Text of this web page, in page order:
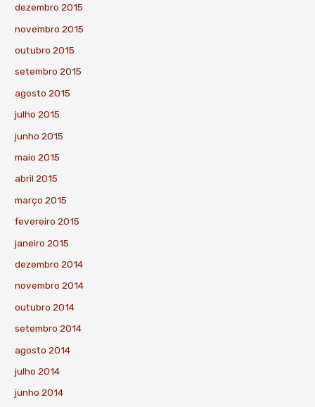
dezembro 2015
novembro 2015
outubro 2015
setembro 2015
agosto 2015
julho 2015
junho 2015
maio 2015
abril 2015
março 2015
fevereiro 2015
janeiro 2015
dezembro 2014
novembro 2014
outubro 2014
setembro 2014
agosto 2014
julho 2014
junho 2014